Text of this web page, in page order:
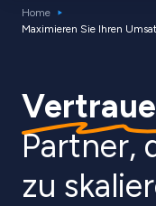
Home
Maximieren Sie Ihren
Partner,
zu